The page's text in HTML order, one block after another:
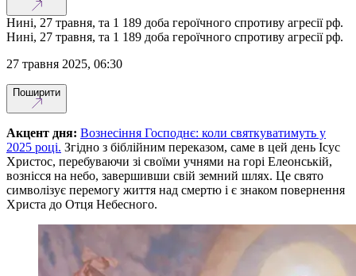
Нині, 27 травня, та 1 189 доба героїчного спротиву агресії рф.
Нині, 27 травня, та 1 189 доба героїчного спротиву агресії рф.
27 травня 2025, 06:30
Поширити
Акцент дня: Вознесіння Господнє: коли святкуватимуть у
2025 році. Згідно з біблійним переказом, саме в цей день Ісус
Христос, перебуваючи зі своїми учнями на горі Елеонській,
вознісся на небо, завершивши свій земний шлях. Це свято
символізує перемогу життя над смертю і є знаком повернення
Христа до Отця Небесного.